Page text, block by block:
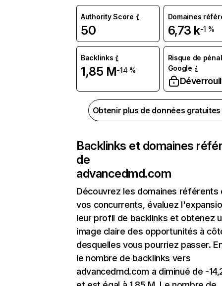
Authority Score
50
Domaines
6,73 k-1 %
Backlinks
1,85 M-14 %
Risque de
Google
Obtenir plus de données
Backlinks et domaines
de
advancedmd.com
Découvrez les domaines référents
vos concurrents, évaluez
leur profil de backlinks et obtenez
image claire des opportunités à
desquelles vous pourriez passer.
le nombre de backlinks vers
advancedmd.com a diminué de -